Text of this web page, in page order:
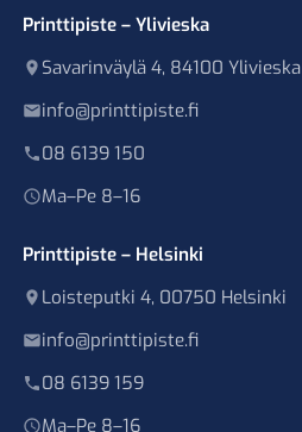
Printtipiste – Ylivieska
Savarinväylä 4, 84100 Ylivieska
info@printtipiste.fi
08 6139 150
Ma–Pe 8–16
Printtipiste – Helsinki
Loisteputki 4, 00750 Helsinki
info@printtipiste.fi
08 6139 159
Ma–Pe 8–16